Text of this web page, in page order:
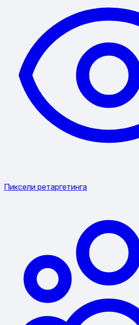
Пиксели ретаргетинга